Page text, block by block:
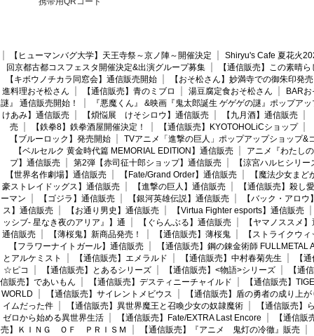
【ヒューマンバグ大学】天王寺祭～京ノ陣～開催決定
Shiryu's Cafe 夏花火
回京都古都コスフェスタ開催決定&出演グループ募集
【通信販売】この素晴
【キボウノチカラ同窓会】通信販売開始
【おそ松さん】妙満寺での御朱印発売
進料理おそ松さん
【通信販売】青のミブロ 湯豆腐定食おそ松さん
BAR
謎』 通信販売開始！
『悪魔くん』 &映画『鬼太郎誕生 ゲゲゲの謎』ポップア
けあみ】通信販売
【煩悩展 けそシロウ】通信販売 【九月酒】通信販売
売
【鉄拳8】鉄拳酒屋開催決定！ 【通信販売】KYOTOHOLiCショップ
【ブルーロック】発売開始
TVアニメ「進撃の巨人」ポップアップショップ&
【ベルセルク 黄金時代篇 MEMORIAL EDITION】通信販売
アニメ『わたし
プ】通信販売
第2弾【赤司征十郎ショップ】通信販売
【涼宮ハルヒシリ
【世界名作劇場】通信販売
【Fate/Grand Order】通信販売
【魔法少女ま
豪ストレイドッグス】通信販売
【進撃の巨人】通信販売
【通信販売】殺し愛
ーマン
【ゴジラ】通信販売 【銀河英雄伝説】通信販売
【バック・アロウ
ス】通信販売
【お通り男史】通信販売
【Virtua Fighter esports】通信販売
ッシブ- 星なき夜のアリア』】通
【ぐらんぶる】通信販売
【ヤマノススメ
通信販売
【薄桜鬼】新商品発売！ 【通信販売】薄桜鬼
【ストライクウ
【フラワーナイトガール】通信販売
【通信販売】鋼の錬金術師 FULLMETAL
とアルケミスト
【通信販売】エメラルド 【通信販売】中村春菊先生
【
☆ピコ
【通信販売】とあるシリーズ 【通信販売】<物語>シリーズ
【通
信販売】であいもん
【通信販売】デスティニーチャイルド
【通信販売】
WORLD
【通信販売】サイレントメビウス
【通信販売】盾の勇者の成り上が
イムだった件
【通信販売】異世界魔王と召喚少女の奴隷魔術
【通信販売】
ゼロから始める異世界生活
【通信販売】Fate/EXTRA Last Encore
【通信
売】ＫＩＮＧ ＯＦ ＰＲＩＳＭ
【通信販売】『アニメ 鬼灯の冷徹』販売